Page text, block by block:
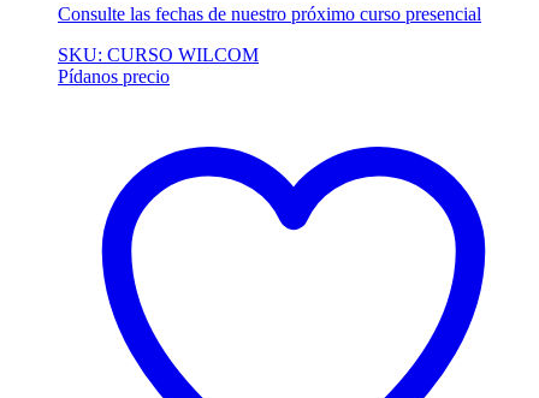
Consulte las fechas de nuestro próximo curso presencial
SKU: CURSO WILCOM
Pídanos precio